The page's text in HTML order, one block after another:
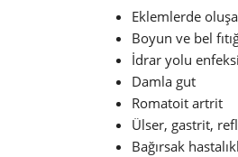
Eklemlerde
Boyun ve bel
İdrar yolu
Damla gut
Romatoit artrit
Ülser, gastrit,
Bağırsak